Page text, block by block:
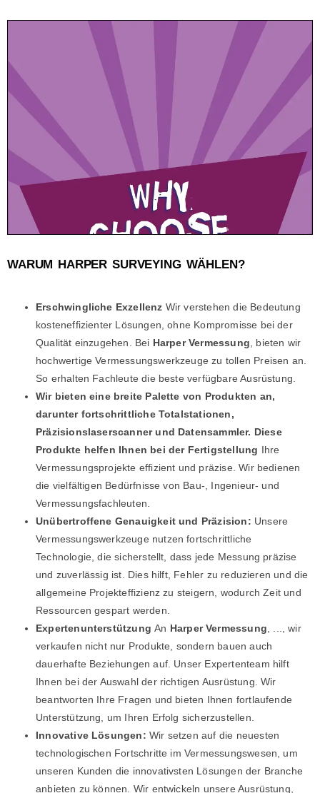
WARUM HARPER SURVEYING WÄHLEN?
Erschwingliche Exzellenz Wir verstehen die Bedeutung
kosteneffizienter Lösungen, ohne Kompromisse bei der
Qualität einzugehen. Bei Harper Vermessung , bieten wir
hochwertige Vermessungswerkzeuge zu tollen Preisen an.
So erhalten Fachleute die beste verfügbare Ausrüstung.
Wir bieten eine breite Palette von Produkten an,
darunter fortschrittliche Totalstationen,
Präzisionslaserscanner und Datensammler. Diese
Produkte helfen Ihnen bei der Fertigstellung Ihre
Vermessungsprojekte effizient und präzise. Wir bedienen
die vielfältigen Bedürfnisse von Bau-, Ingenieur- und
Vermessungsfachleuten.
Unübertroffene Genauigkeit und Präzision: Unsere
Vermessungswerkzeuge nutzen fortschrittliche
Technologie, die sicherstellt, dass jede Messung präzise
und zuverlässig ist. Dies hilft, Fehler zu reduzieren und die
allgemeine Projekteffizienz zu steigern, wodurch Zeit und
Ressourcen gespart werden.
Expertenunterstützung An Harper Vermessung , ..., wir
verkaufen nicht nur Produkte, sondern bauen auch
dauerhafte Beziehungen auf. Unser Expertenteam hilft
Ihnen bei der Auswahl der richtigen Ausrüstung. Wir
beantworten Ihre Fragen und bieten Ihnen fortlaufende
Unterstützung, um Ihren Erfolg sicherzustellen.
Innovative Lösungen: Wir setzen auf die neuesten
technologischen Fortschritte im Vermessungswesen, um
unseren Kunden die innovativsten Lösungen der Branche
anbieten zu können. Wir entwickeln unsere Ausrüstung,